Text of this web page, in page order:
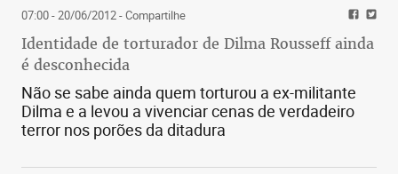
07:00 - 20/06/2012- Compartilhe
Identidade de torturador de Dilma Rousseff ainda
é desconhecida
Não se sabe ainda quem torturou a ex-militante
Dilma e a levou a vivenciar cenas de verdadeiro
terror nos porões da ditadura